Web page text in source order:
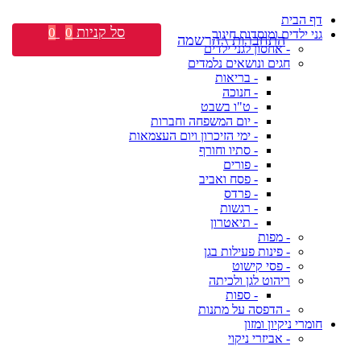
דף הבית
גני ילדים ומוסדות חינוך
- אחסון לגני ילדים
חגים ונושאים נלמדים
- בריאות
- חנוכה
- ט"ו בשבט
- יום המשפחה וחברות
- ימי הזיכרון ויום העצמאות
- סתיו וחורף
- פורים
- פסח ואביב
- פרדס
- רגשות
- תיאטרון
- מפות
- פינות פעילות בגן
- פסי קישוט
ריהוט לגן ולכיתה
- ספות
- הדפסה על מתנות
חומרי ניקיון ומזון
- אביזרי ניקוי
התחברות \ הרשמה סל קניות 0
0